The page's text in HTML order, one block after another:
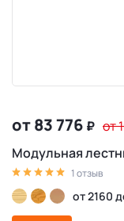
от 83 776 ₽ от
Модульная
1 отзыв
от 2160